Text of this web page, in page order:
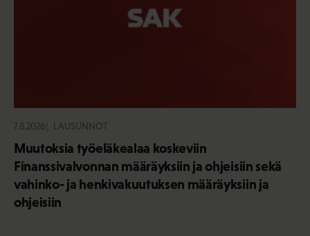
7.8.2026 LAUSUNNOT
Muutoksia työeläkealaa koskeviin
Finanssivalvonnan määräyksiin ja ohjeisiin sekä
vahinko- ja henkivakuutuksen määräyksiin ja
ohjeisiin